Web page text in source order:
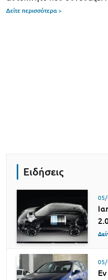
Δείτε περισσότερα >
Ειδήσεις